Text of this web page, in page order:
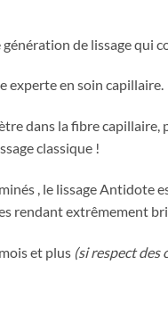
de lissage qui
experte en soin capillaire.
dans la fibre
classique !
, le lissage
rendant extrêmement
et plus (si respect des